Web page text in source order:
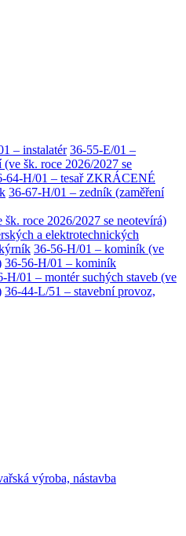
– instalatér 36-55-E/01 –
šk. roce 2026/2027 se
64-H/01 – tesař ZKRÁCENÉ
36-67-H/01 – zedník (zaměření
roce 2026/2027 se neotevírá)
a elektrotechnických
36-56-H/01 – kominík (ve
36-56-H/01 – kominík
H/01 – montér suchých staveb (ve
36-44-L/51 – stavební provoz,
výroba, nástavba